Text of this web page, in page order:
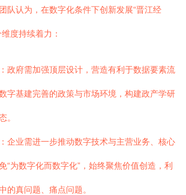
队认为，在数字化条件下创新发展“晋江经
度持续着力：
政府需加强顶层设计，营造有利于数据要素流
字基建完善的政策与市场环境，构建政产学研
。
企业需进一步推动数字技术与主营业务、核心
“为数字化而数字化”，始终聚焦价值创造，利
的真问题、痛点问题。